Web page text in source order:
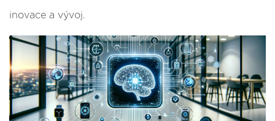
inovace a vývoj.